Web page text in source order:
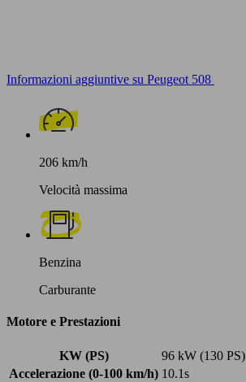
Informazioni aggiuntive su Peugeot 508
206 km/h
Velocità massima
Benzina
Carburante
Motore e Prestazioni
KW (PS)
96 kW (130 PS)
Accelerazione (0-100 km/h) 10.1s